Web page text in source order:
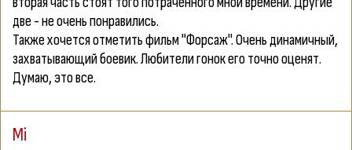
две - не очень понравились.
Также хочется отметить фильм "Форсаж". Очень динамичный,
захватывающий боевик. Любители гонок его точно оценят.
Думаю, это все.
Mi